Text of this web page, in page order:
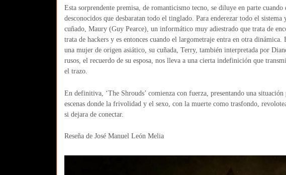
Esta sorprendente premisa, de romanticismo tecno, se diluye en parte cuando
desconocidos que desbaratan todo el tinglado. Para enderezar todo el
cuñado, Maury (Guy Pearce), un informático muy adiestrado que trata de
trata de hackers y es entonces cuando el largometraje entra en otra
una mujer de origen asiático, su cuñada, Terry, también interpretada por
rusos, el recuerdo de su esposa, nos lleva a una cierta indefinición que
el trazo.
En definitiva, ‘The Shrouds’ comienza con fuerza, presentando una
escenas donde la frivolidad y el sexo, con la muerte como trasfondo,
si dejara de conectar.
Reseña de José Manuel León Melia